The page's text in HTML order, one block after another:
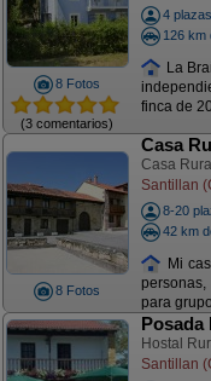
8 Fotos
(3 comentarios)
4 plazas
126 km
La
finca de
8 Fotos
Casa
Casa
Santillan
8-20
42 km
Mi
para
Posada
Hostal
Santillan